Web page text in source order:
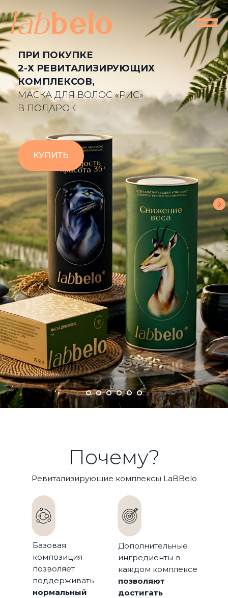
ПРИ ПОКУПКЕ
2-Х РЕВИТАЛИЗИРУЮЩИХ
КОМПЛЕКСОВ,
МАСКА ДЛЯ ВОЛОС «РИС»
В ПОДАРОК
КУПИТЬ
Почему?
Ревитализирующие комплексы LaBBelo
Базовая
композиция
позволяет
поддерживать
нормальный
Дополнительные
ингредиенты в
каждом комплексе
позволяют
достигать